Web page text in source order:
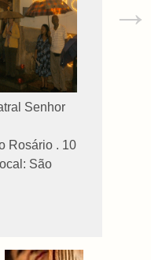
Senhor
Rosário . 10
São
→